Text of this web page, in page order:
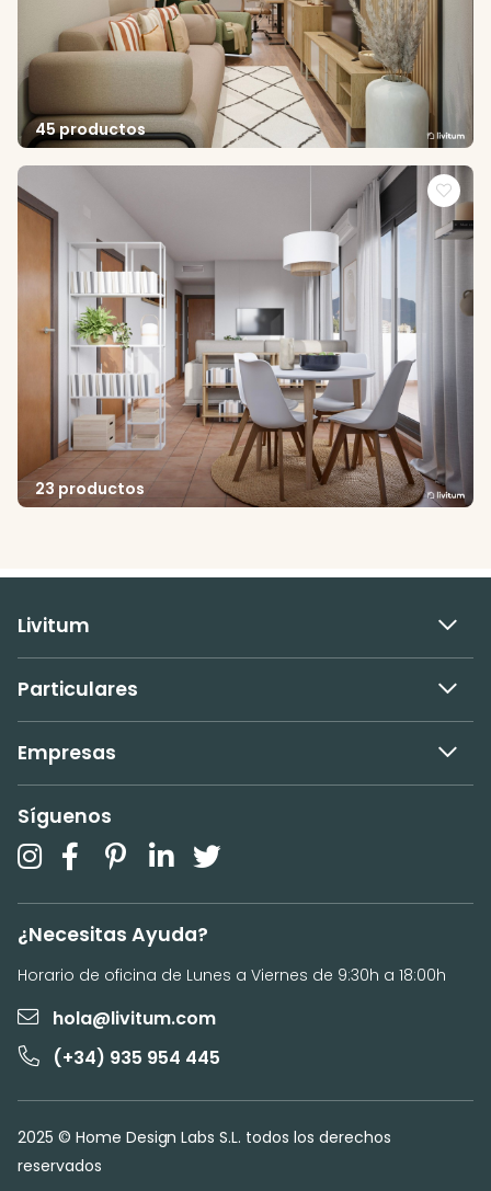
45 productos
23 productos
Livitum
Particulares
Empresas
Síguenos
¿Necesitas Ayuda?
Horario de oficina de Lunes a Viernes de 9:30h a 18:00h
hola@livitum.com
(+34) 935 954 445
2025 © Home Design Labs S.L. todos los derechos
reservados